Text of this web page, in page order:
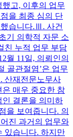
고, 이후의 업무
을 최종 심의 단
습니다.Ⅲ. 사건
기 의학적 자문 소
친 누적 업무 부담
월 11일, 의뢰인의
골관절염’은 업무
산재전문노무사
매우 중요한 참
인 결론을 의미하
을 보여줍니다. 의
진 과거의 업무와
있습니다. 하지만